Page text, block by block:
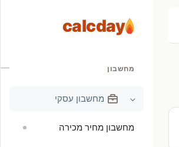
calcday
מחשבון
מחשבון עסקי
מחשבון מחיר מכירה